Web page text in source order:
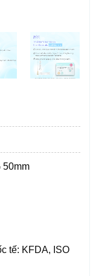
50mm
tế: KFDA, ISO